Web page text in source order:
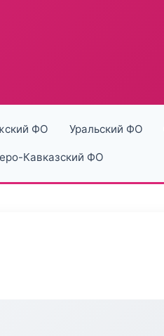
ФО Уральский ФО
Кавказский ФО